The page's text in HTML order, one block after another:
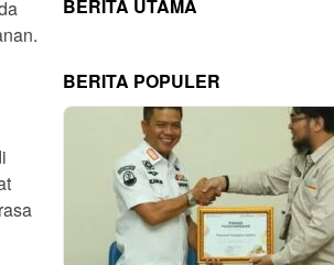
BERITA UTAMA
BERITA POPULER